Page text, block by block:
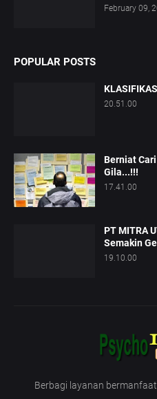
February 09,
POPULAR POSTS
20.51.00
Berniat
Gila...!!!
17.41.00
PT MITRA
Semakin
19.10.00
Berbagi layanan